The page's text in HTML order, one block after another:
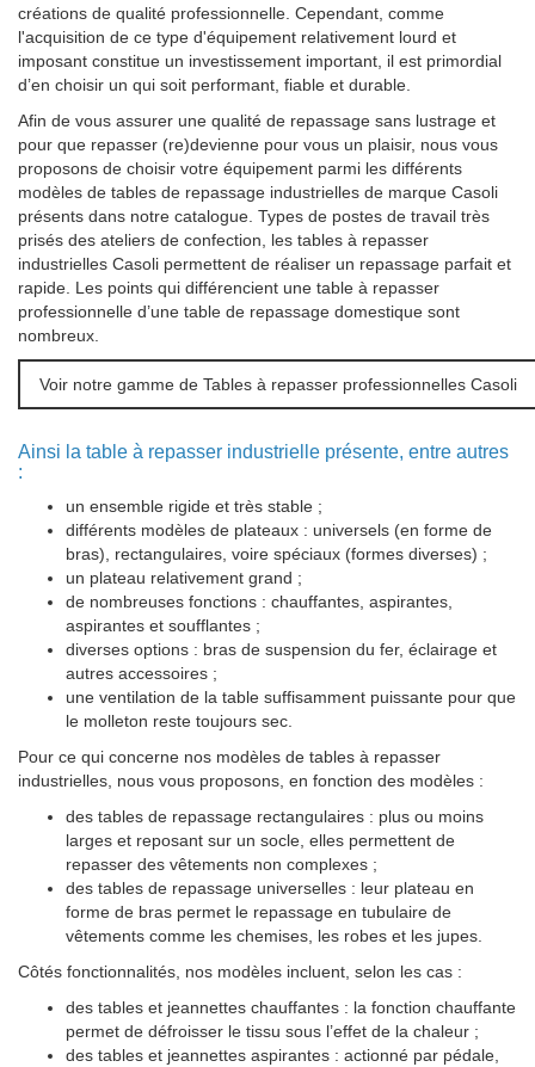
créations de qualité professionnelle. Cependant, comme
l'acquisition de ce type d'équipement relativement lourd et
imposant constitue un investissement important, il est primordial
d’en choisir un qui soit performant, fiable et durable.
Afin de vous assurer une qualité de repassage sans lustrage et
pour que repasser (re)devienne pour vous un plaisir, nous vous
proposons de choisir votre équipement parmi les différents
modèles de tables de repassage industrielles de marque Casoli
présents dans notre catalogue. Types de postes de travail très
prisés des ateliers de confection, les tables à repasser
industrielles Casoli permettent de réaliser un repassage parfait et
rapide. Les points qui différencient une table à repasser
professionnelle d’une table de repassage domestique sont
nombreux.
Voir notre gamme de Tables à repasser professionnelles Casoli
Ainsi la table à repasser industrielle présente, entre autres
:
un ensemble rigide et très stable ;
différents modèles de plateaux : universels (en forme de
bras), rectangulaires, voire spéciaux (formes diverses) ;
un plateau relativement grand ;
de nombreuses fonctions : chauffantes, aspirantes,
aspirantes et soufflantes ;
diverses options : bras de suspension du fer, éclairage et
autres accessoires ;
une ventilation de la table suffisamment puissante pour que
le molleton reste toujours sec.
Pour ce qui concerne nos modèles de tables à repasser
industrielles, nous vous proposons, en fonction des modèles :
des tables de repassage rectangulaires : plus ou moins
larges et reposant sur un socle, elles permettent de
repasser des vêtements non complexes ;
des tables de repassage universelles : leur plateau en
forme de bras permet le repassage en tubulaire de
vêtements comme les chemises, les robes et les jupes.
Côtés fonctionnalités, nos modèles incluent, selon les cas :
des tables et jeannettes chauffantes : la fonction chauffante
permet de défroisser le tissu sous l’effet de la chaleur ;
des tables et jeannettes aspirantes : actionné par pédale,